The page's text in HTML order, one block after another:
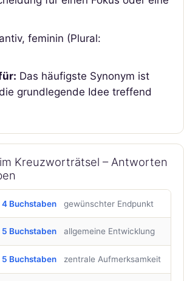
feminin (Plural:
Das häufigste Synonym ist
grundlegende Idee treffend
Kreuzworträtsel – Antworten
4 Buchstaben gewünschter Endpunkt
5 Buchstaben allgemeine Entwicklung
5 Buchstaben zentrale Aufmerksamkeit